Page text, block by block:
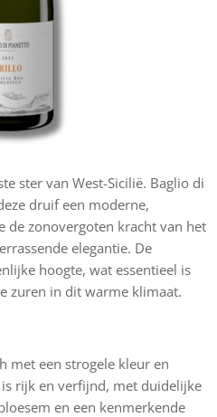
ster van West-Sicilië. Baglio di
druif een moderne,
de zonovergoten kracht van het
elegantie. De
hoogte, wat essentieel is
zuren in dit warme klimaat.
met een strogele kleur en
rijk en verfijnd, met duidelijke
en een kenmerkende